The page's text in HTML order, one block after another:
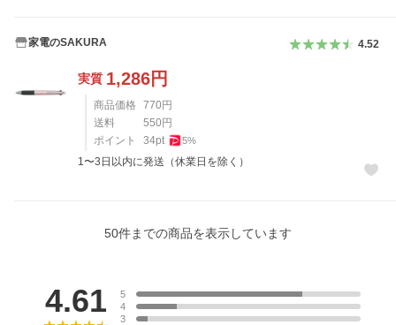
家電のSAKURA 4.52
実質 1,286円
商品価格 770 円
送料
550 円
ポイント
34pt 5%
1〜3日以内に発送（休業日を除く）
50件までの商品を表示しています
4.61
5
4
3